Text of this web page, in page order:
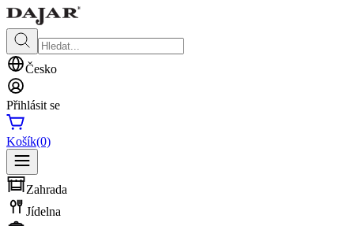
Česko
Přihlásit se
Košík(0)
Zahrada
Jídelna